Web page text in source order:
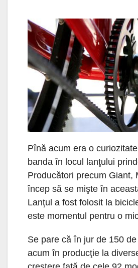
Pînă acum era o
banda în locul lanţului
Producători precum Giant,
încep să se mişte în
Lanţul a fost folosit la
este momentul pentru o
Se pare că în jur de 150
acum în producţie la